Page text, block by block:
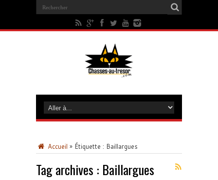
Accueil » Étiquette : Baillargues
Tag archives : Baillargues